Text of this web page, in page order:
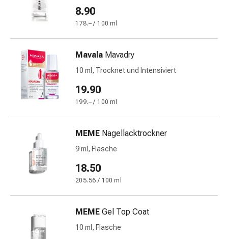
Unreine
Haut
Fieberblasen
Hautausschlag
Naturmittel
Bachblütentherapie
Phytotherapie
Schüssler-
Spagyrika
Anthroposophika
Niere,
Harnwegsbeschwerden
8.90
178.– / 100 ml
Mavala Mavadry
10 ml, Trocknet und Intensiviert
19.90
199.– / 100 ml
MEME Nagellacktrockner
9 ml, Flasche
18.50
205.56 / 100 ml
MEME Gel Top Coat
10 ml, Flasche